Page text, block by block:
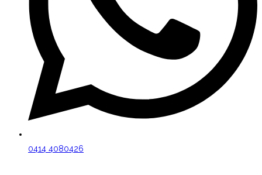
0414 4080426